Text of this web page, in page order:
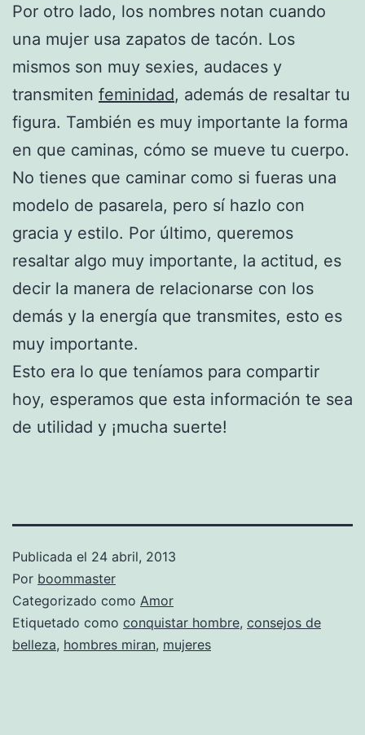
Por otro lado, los nombres notan cuando
una mujer usa zapatos de tacón. Los
mismos son muy sexies, audaces y
transmiten feminidad, además de resaltar tu
figura. También es muy importante la forma
en que caminas, cómo se mueve tu cuerpo.
No tienes que caminar como si fueras una
modelo de pasarela, pero sí hazlo con
gracia y estilo. Por último, queremos
resaltar algo muy importante, la actitud, es
decir la manera de relacionarse con los
demás y la energía que transmites, esto es
muy importante.
Esto era lo que teníamos para compartir
hoy, esperamos que esta información te sea
de utilidad y ¡mucha suerte!
Publicada el 24 abril, 2013
Por boommaster
Categorizado como Amor
Etiquetado como conquistar hombre, consejos de
belleza, hombres miran, mujeres